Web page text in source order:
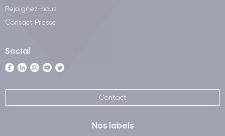
Rejoignez-nous
Contact Presse
Social
Contact
Nos labels